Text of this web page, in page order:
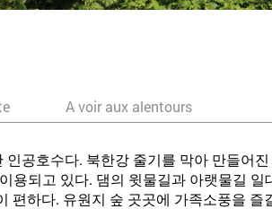
A voir aux alentours
공호수다. 북한강 줄기를 막아 만들어
용되고 있다. 댐의 윗물길과 아랫물길
편하다. 유원지 숲 곳곳에 가족소풍을